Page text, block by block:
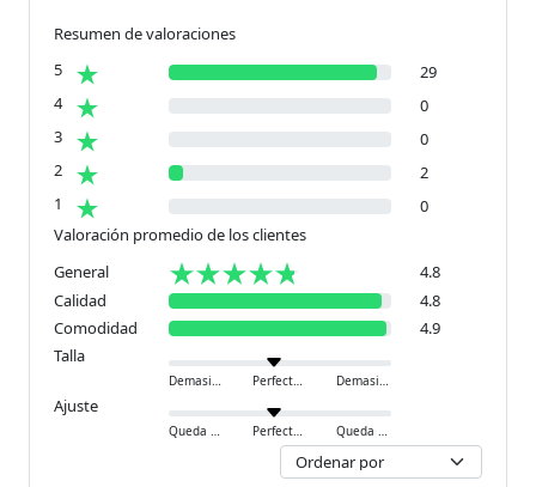
Resumen de valoraciones
5
29
4
0
3
0
2
2
1
0
Valoración promedio de los clientes
General
4.8
Calidad
4.8
Comodidad
4.9
Talla
Demasiado pequeño Perfecto Demasiado grande
Ajuste
Queda ajustado Perfecto Queda holgado